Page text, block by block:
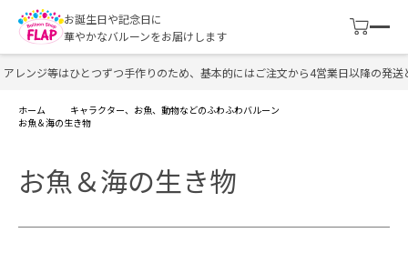
お誕生日や記念日に
華やかなバルーンをお届けします
レンジ等はひとつずつ手作りのため、基本的にはご注文から4営業日以降の発送
ホーム
キャラクター、お魚、動物などのふわふわバルーン
お魚＆海の生き物
お魚＆海の生き物